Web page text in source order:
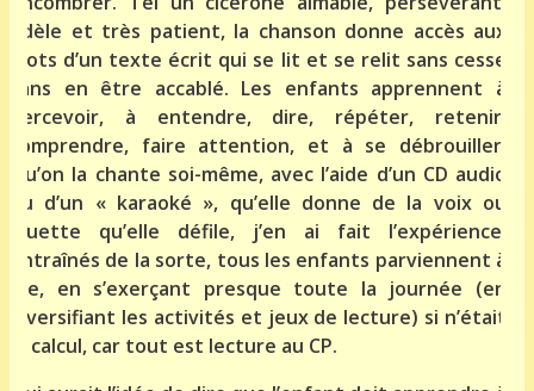
fidèle et très patient, la chanson donne accès aux
mots d’un texte écrit qui se lit et se relit sans cesse
sans en être accablé. Les enfants apprennent à
percevoir, à entendre, dire, répéter, retenir,
comprendre, faire attention, et à se débrouiller.
Qu’on la chante soi-même, avec l’aide d’un CD audio
ou d’un « karaoké », qu’elle donne de la voix ou
muette qu’elle défile, j’en ai fait l’expérience,
entraînés de la sorte, tous les enfants parviennent à
lire, en s’exerçant presque toute la journée (en
diversifiant les activités et jeux de lecture) si n’était
le calcul, car tout est lecture au CP.